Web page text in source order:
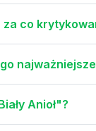
co
Anioł"?